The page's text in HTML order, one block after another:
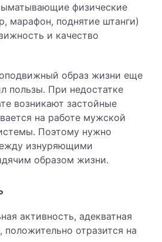
физические
марафон, поднятие штанги)
и качество
образ жизни еще
пользы. При недостатке
возникают застойные
на работе мужской
Поэтому нужно
изнуряющими
образом жизни.
активность, адекватная
отразится на